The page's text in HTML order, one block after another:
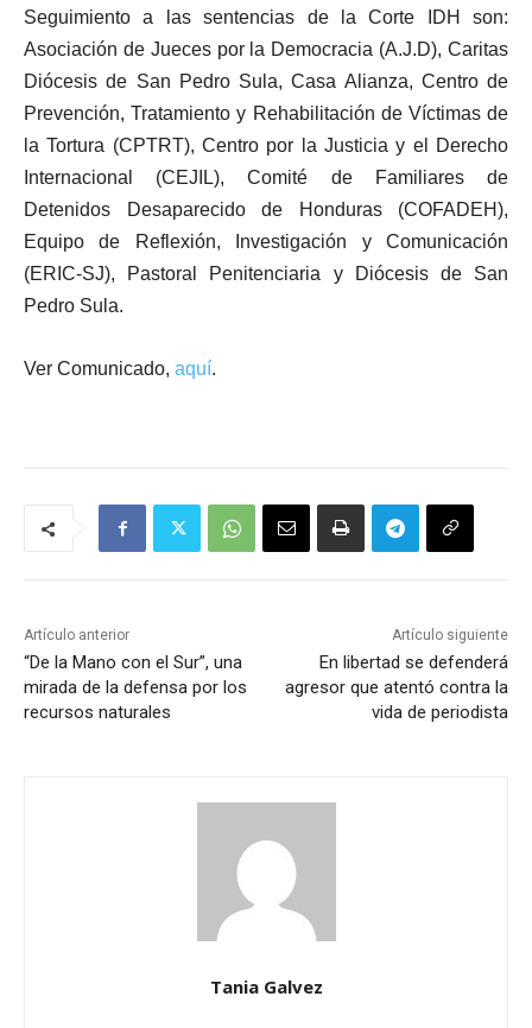
Seguimiento a las sentencias de la Corte IDH son:
Asociación de Jueces por la Democracia (A.J.D), Caritas
Diócesis de San Pedro Sula, Casa Alianza, Centro de
Prevención, Tratamiento y Rehabilitación de Víctimas de
la Tortura (CPTRT), Centro por la Justicia y el Derecho
Internacional (CEJIL), Comité de Familiares de
Detenidos Desaparecido de Honduras (COFADEH),
Equipo de Reflexión, Investigación y Comunicación
(ERIC-SJ), Pastoral Penitenciaria y Diócesis de San
Pedro Sula.
Ver Comunicado, aquí.
Artículo anterior
“De la Mano con el Sur”, una
mirada de la defensa por los
recursos naturales
Artículo siguiente
En libertad se defenderá
agresor que atentó contra la
vida de periodista
Tania Galvez